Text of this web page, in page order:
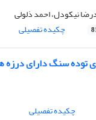
نیکودل، احمد ذلولی
چکیده تفصیلی
سنگ دارای درزه
چکیده تفصیلی